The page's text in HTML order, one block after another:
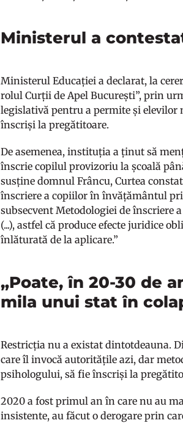
Ministerul a
Ministerul Educației a declarat, la
rolul Curții de Apel București”, prin
legislativă pentru a permite și elevilor
înscriși la pregătitoare.
De asemenea, instituția a ținut să
înscrie copilul provizoriu la școală
susține domnul Frâncu, Curtea
înscriere a copiilor în învățământul
subsecvent Metodologiei de
(...), astfel că produce efecte juridice
înlăturată de la aplicare.”
„Poate, în 20-30 de
mila unui stat în
Restricția nu a existat dintotdeauna.
care îl invocă autoritățile azi, dar
psihologului, să fie înscriși la
2020 a fost primul an în care nu au
insistente, au făcut o derogare prin